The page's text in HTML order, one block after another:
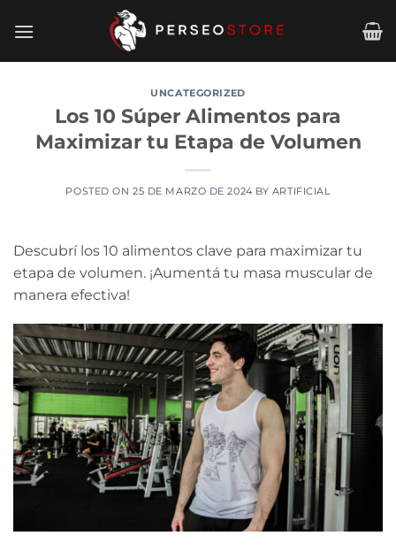
UNCATEGORIZED
Los 10 Súper Alimentos para
Maximizar tu Etapa de Volumen
POSTED ON25 DE MARZO DE 2024 BY ARTIFICIAL
Descubrí los 10 alimentos clave para maximizar tu
etapa de volumen. ¡Aumentá tu masa muscular de
manera efectiva!